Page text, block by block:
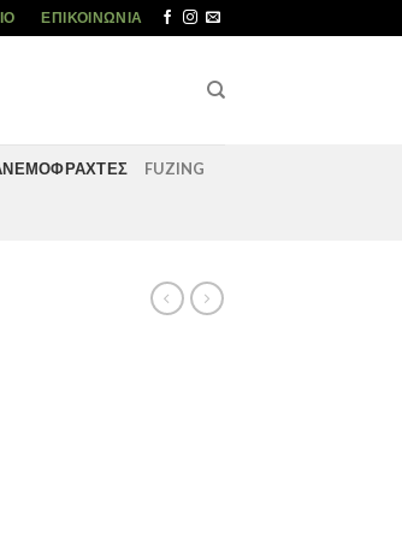
ΕΠΙΚΟΙΝΩΝΊΑ
FUZING